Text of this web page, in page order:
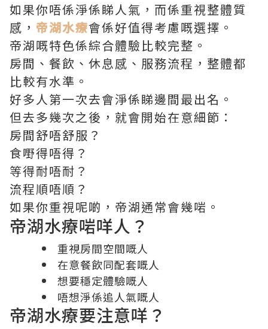
如果你唔係淨係睇人氣，而係重視整體質
感， 帝湖水療會係好值得考慮嘅選擇。
帝湖嘅特色係綜合體驗比較完整。
房間、餐飲、休息感、服務流程，整體都
比較有水準。
好多人第一次去會淨係睇邊間最出名。
但去多幾次之後，就會開始在意細節：
房間舒唔舒服？
食嘢得唔得？
等得耐唔耐？
流程順唔順？
如果你重視呢啲，帝湖通常會幾啱。
帝湖水療啱咩人？
重視房間空間嘅人
在意餐飲同配套嘅人
想要穩定體驗嘅人
唔想淨係追人氣嘅人
帝湖水療要注意咩？